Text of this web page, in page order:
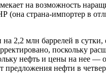
на возможность
страна-импортер в
2,2 млн баррелей в сутки,
поскольку
нефть и цены на нее —
нефти в